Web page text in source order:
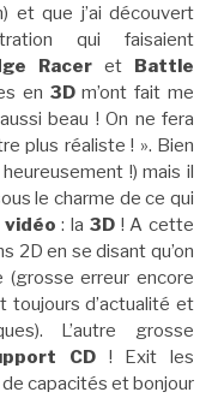
et que j’ai découvert
qui faisaient
Racer et
Battle
en 3Dm’ont fait me
beau ! On ne fera
plus réaliste ! ». Bien
!) mais il
le charme de ce qui
vidéo : la 3D! A cette
2D en se disant qu’on
(grosse erreur encore
toujours d’actualité et
L’autre grosse
CD ! Exit les
capacités et bonjour